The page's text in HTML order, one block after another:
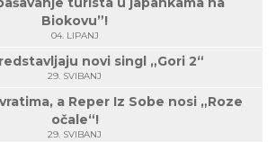
Biokovu”!
04. LIPANJ
novi singl „Gori 2“
29. SVIBANJ
a Reper Iz Sobe nosi „Roze
očale“!
29. SVIBANJ